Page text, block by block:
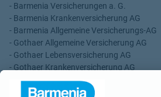
- Barmenia Versicherungen a. G.
- Barmenia Krankenversicherung AG
- Barmenia Allgemeine Versicherungs-AG
- Gothaer Allgemeine Versicherung AG
- Gothaer Lebensversicherung AG
- Gothaer Krankenversicherung AG
- ROLAND Rechtsschutz-Versicherungs-AG
- ROLAND Schutzbrief-Versicherung AG